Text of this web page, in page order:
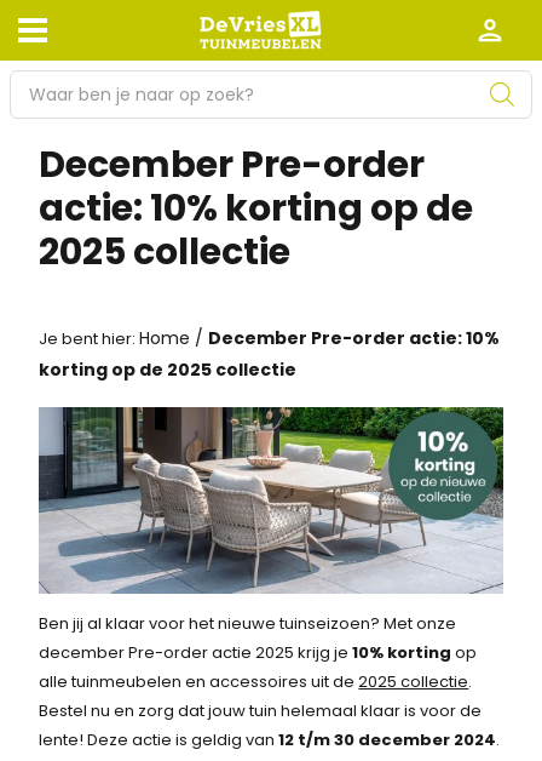
Afhalen en bezorgen Retourneren
Garantie Algemene voorwaarden
Leveringsvoorwaarden
Tuinmeubelwinkel in de buurt
r
December Pre-order
actie: 10% korting op de
2025 collectie
Je bent hier:Home / December Pre-order actie: 10%
korting op de 2025 collectie
Ben jij al klaar voor het nieuwe tuinseizoen? Met onze
december Pre-order actie 2025 krijg je10% kortingop
alle tuinmeubelen en accessoires uit de2025 collectie.
Bestel nu en zorg dat jouw tuin helemaal klaar is voor de
lente! Deze actie is geldig van12 t/m 30 december 2024.